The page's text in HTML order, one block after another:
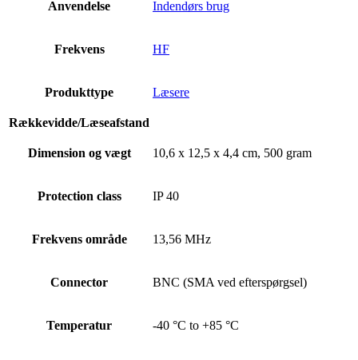
Anvendelse Indendørs brug
Frekvens HF
Produkttype Læsere
Rækkevidde/Læseafstand
Dimension og vægt 10,6 x 12,5 x 4,4 cm, 500 gram
Protection class IP 40
Frekvens område 13,56 MHz
Connector BNC (SMA ved efterspørgsel)
Temperatur -40 °C to +85 °C